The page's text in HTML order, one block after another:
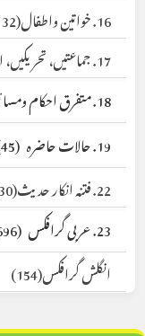
16. خواتین واطفال
(132)
17. جماعتیں، تحریکیں، ادارے
18. متفرق احکام ومسائل
19. حالات حاضرہ
(45)
22. فتنہ انکار حدیث
(30)
23. عربی گرافکس
(696)
انگلش گرافکس(154)